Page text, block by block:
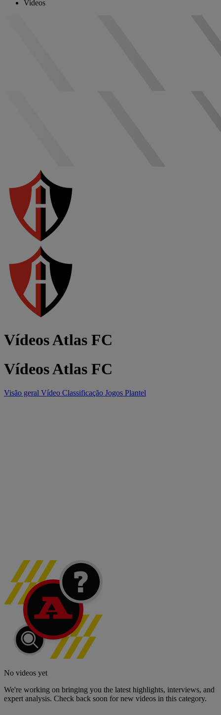
Videos
Vídeos Atlas FC
Vídeos Atlas FC
Visão geral Vídeo Classificação Jogos Plantel
No videos yet
We're working on bringing you the latest highlights, interviews, and
expert analysis. Check back soon for new videos in this category.